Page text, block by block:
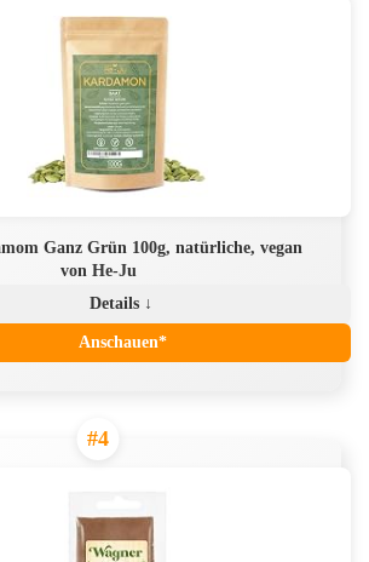
Ganz Grün 100g, natürliche, vegan
von He-Ju
Details ↓
Anschauen*
#4